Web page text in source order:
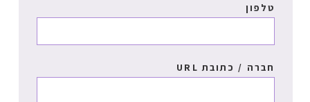
טלפון
חברה / כתובת URL